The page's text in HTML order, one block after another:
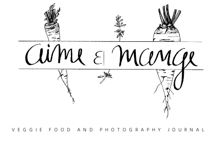
VEGGIE FOOD AND PHOTOGRAPHY JOURNAL